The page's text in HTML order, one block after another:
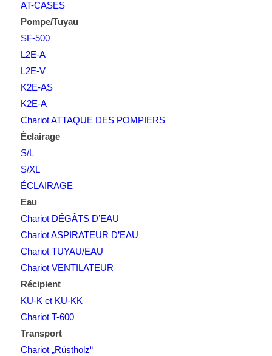
AT-CASES
Pompe/Tuyau
SF-500
L2E-A
L2E-V
K2E-AS
K2E-A
Chariot ATTAQUE DES POMPIERS
Èclairage
S/L
S/XL
ÉCLAIRAGE
Eau
Chariot DÉGÂTS D’EAU
Chariot ASPIRATEUR D’EAU
Chariot TUYAU/EAU
Chariot VENTILATEUR
Récipient
KU-K et KU-KK
Chariot T-600
Transport
Chariot „Rüstholz“